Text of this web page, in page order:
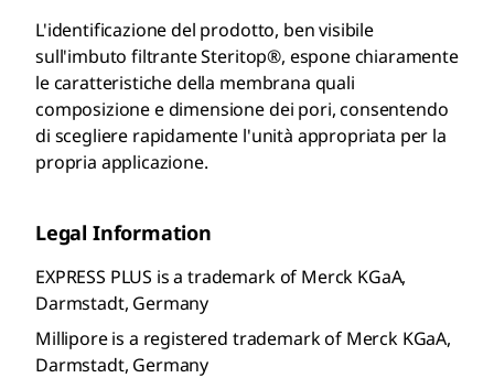
L'identificazione del prodotto, ben visibile
sull'imbuto filtrante Steritop®, espone chiaramente
le caratteristiche della membrana quali
composizione e dimensione dei pori, consentendo
di scegliere rapidamente l'unità appropriata per la
propria applicazione.
Legal Information
EXPRESS PLUS is a trademark of Merck KGaA,
Darmstadt, Germany
Millipore is a registered trademark of Merck KGaA,
Darmstadt, Germany